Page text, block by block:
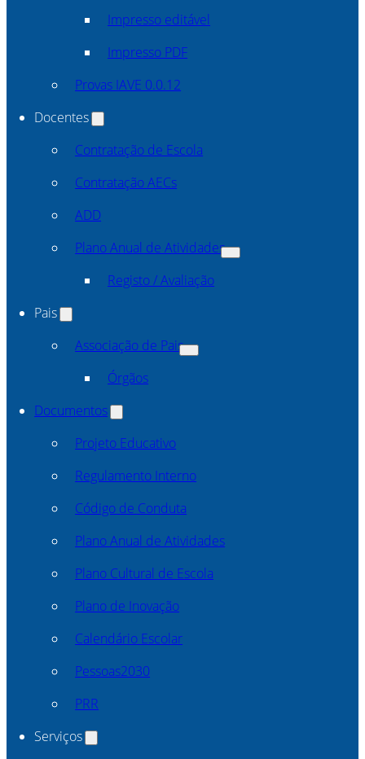
Impresso editável
Impresso PDF
Provas IAVE 0.0.12
Docentes
Contratação de Escola
Contratação AECs
ADD
Plano Anual de Atividades
Registo / Avaliação
Pais
Associação de Pais
Órgãos
Documentos
Projeto Educativo
Regulamento Interno
Código de Conduta
Plano Anual de Atividades
Plano Cultural de Escola
Plano de Inovação
Calendário Escolar
Pessoas2030
PRR
Serviços